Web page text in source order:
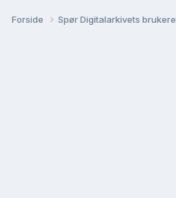
Forside Spør Digitalarkivets brukere